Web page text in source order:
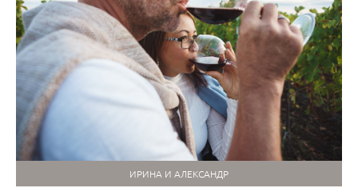
ИРИНА И АЛЕКСАНДР